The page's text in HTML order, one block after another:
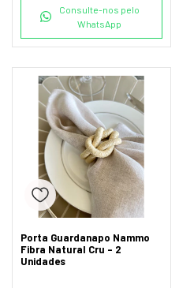
Consulte-nos pelo
WhatsApp
Porta Guardanapo Nammo
Fibra Natural Cru - 2
Unidades